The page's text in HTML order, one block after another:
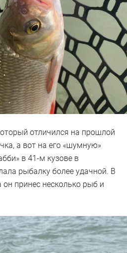
отличился на прошлой
а вот на его «шумную»
в 41-м кузове в
рыбалку более удачной. В
он принес несколько рыб и